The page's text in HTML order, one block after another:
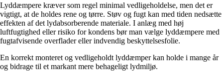
Lyddæmpere kræver som regel minimal vedligeholdelse, men det er
vigtigt, at de holdes rene og tørre. Støv og fugt kan med tiden nedsætte
effekten af det lydabsorberende materiale. I anlæg med høj
luftfugtighed eller risiko for kondens bør man vælge lyddæmpere med
fugtafvisende overflader eller indvendig beskyttelsesfolie.
En korrekt monteret og vedligeholdt lyddæmper kan holde i mange år
og bidrage til et markant mere behageligt lydmiljø.